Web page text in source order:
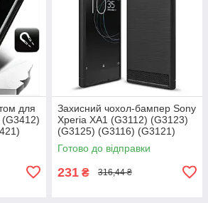
для
Захисний чохол-бампер Sony
Xperia XA1 (G3112) (G3123)
(G3125) (G3116) (G3121)
Готово до відправки
231 ₴ 316,44 ₴